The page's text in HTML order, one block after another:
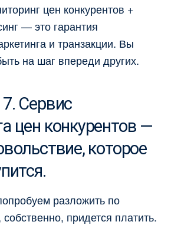
цен конкурентов +
— это гарантия
и транзакции. Вы
на шаг впереди других.
Сервис
цен конкурентов —
которое
разложить по
придется платить.